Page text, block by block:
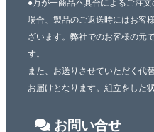
●万が一商品不具合によるご注
場合、製品のご返送時にはお客
ざいます。弊社でのお客様の元
す。
また、お送りさせていただく代
お届けとなります。組立をした
お問い合せ